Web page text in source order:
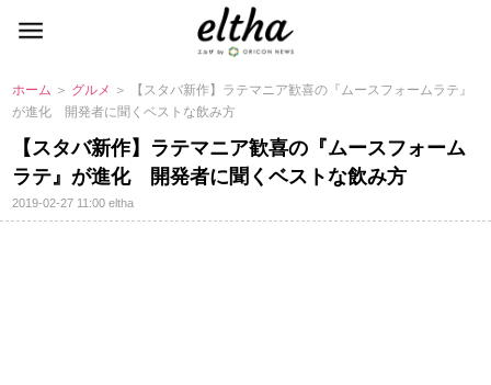
ホーム ＞ グルメ ＞ 【スタバ新作】ラテマニア歓喜の『ムースフォームラテ』
が進化 開発者に聞くベストな飲み方
【スタバ新作】ラテマニア歓喜の『ムースフォーム
ラテ』が進化 開発者に聞くベストな飲み方
2019-02-27 11:00eltha